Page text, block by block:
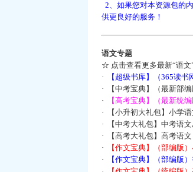
2、如果您对本资源包的
供更良好的服务！
语文专题
☆ 点击查看更多最新“语
·
【超级书库】（365读
·
【中考宝典】（最新部
·
【高考宝典】（最新统
·
【小升初大礼包】小学
·
【中考大礼包】中考语
·
【高考大礼包】高考语
·
【作文宝典】（部编版
·
【作文宝典】（部编版